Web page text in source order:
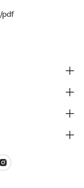
pdf